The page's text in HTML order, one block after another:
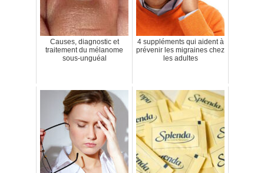
Causes, diagnostic et
traitement du mélanome
sous-unguéal
4 suppléments qui aident à
prévenir les migraines chez
les adultes